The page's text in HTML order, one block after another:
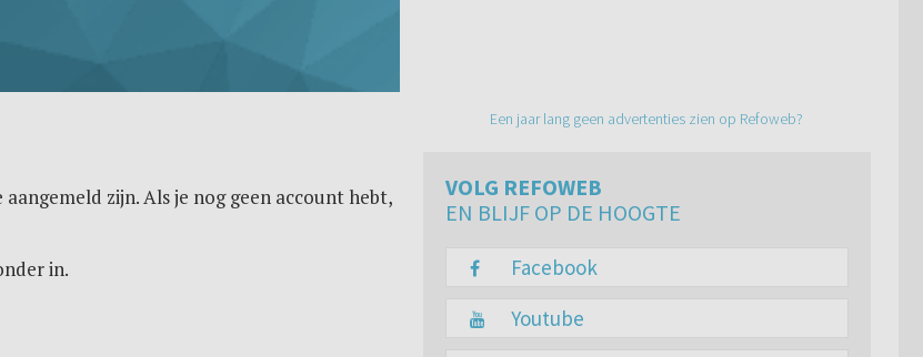
zijn. Als je nog geen account hebt,
in.
Een jaar lang geen advertenties zien op Refoweb?
VOLG REFOWEB
EN BLIJF OP DE HOOGTE
Facebook
Youtube